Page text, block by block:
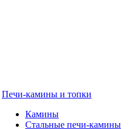
Печи-камины и топки
Камины
Стальные печи-камины